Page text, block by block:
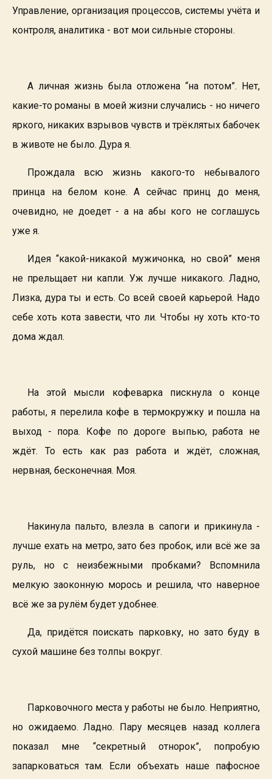
Управление, организация процессов, системы учёта и
контроля, аналитика - вот мои сильные стороны.
А личная жизнь была отложена “на потом”. Нет,
какие-то романы в моей жизни случались - но ничего
яркого, никаких взрывов чувств и трёклятых бабочек
в животе не было. Дура я.
Прождала всю жизнь какого-то небывалого
принца на белом коне. А сейчас принц до меня,
очевидно, не доедет - а на абы кого не соглашусь
уже я.
Идея “какой-никакой мужичонка, но свой” меня
не прельщает ни капли. Уж лучше никакого. Ладно,
Лизка, дура ты и есть. Со всей своей карьерой. Надо
себе хоть кота завести, что ли. Чтобы ну хоть кто-то
дома ждал.
На этой мысли кофеварка пискнула о конце
работы, я перелила кофе в термокружку и пошла на
выход - пора. Кофе по дороге выпью, работа не
ждёт. То есть как раз работа и ждёт, сложная,
нервная, бесконечная. Моя.
Накинула пальто, влезла в сапоги и прикинула -
лучше ехать на метро, зато без пробок, или всё же за
руль, но с неизбежными пробками? Вспомнила
мелкую заоконную морось и решила, что наверное
всё же за рулём будет удобнее.
Да, придётся поискать парковку, но зато буду в
сухой машине без толпы вокруг.
Парковочного места у работы не было. Неприятно,
но ожидаемо. Ладно. Пару месяцев назад коллега
показал мне “секретный отнорок”, попробую
запарковаться там. Если объехать наше пафосное